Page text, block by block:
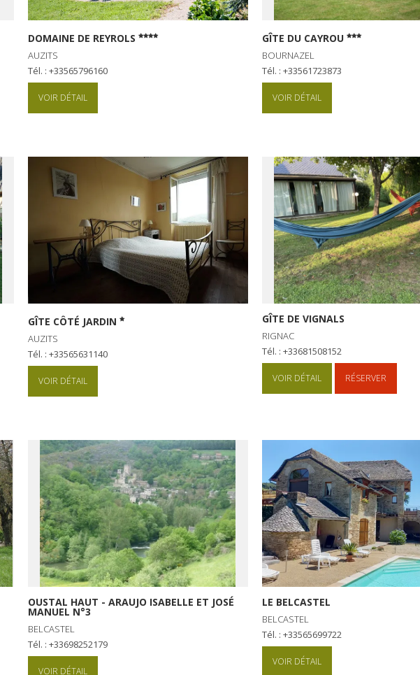
DOMAINE DE REYROLS
AUZITS
Tél. : +33565796160
VOIR DÉTAIL
GÎTE DU CAYROU
BOURNAZEL
Tél. : +33561723873
VOIR DÉTAIL
GÎTE CÔTÉ JARDIN
AUZITS
Tél. : +33565631140
VOIR DÉTAIL
GÎTE DE VIGNALS
RIGNAC
Tél. : +33681508152
VOIR DÉTAIL RÉSERVER
OUSTAL HAUT - ARAUJO ISABELLE ET JOSÉ
MANUEL N°3
BELCASTEL
Tél. : +33698252179
VOIR DÉTAIL
LE BELCASTEL
BELCASTEL
Tél. : +33565699722
VOIR DÉTAIL